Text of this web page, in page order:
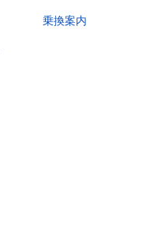
乗換案内